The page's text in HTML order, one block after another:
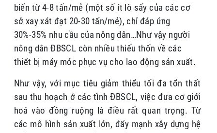
biến từ 4-8 tấn/mẻ (một số ít lò sấy của các cơ
sở xay xát đạt 20-30 tấn/mẻ), chỉ đáp ứng
30%-35% nhu cầu của nông dân…Như vậy người
nông dân ĐBSCL còn nhiều thiếu thốn về các
thiết bị máy móc phục vụ cho lao động sản xuất.
Như vậy, với mục tiêu giảm thiểu tối đa tổn thất
sau thu hoạch ở các tình ĐBSCL, việc đưa cơ giới
hoá vào đồng ruộng là điều rất quan trọng. Từ
các mô hình sản xuất lớn, đẩy mạnh xây dựng hệ